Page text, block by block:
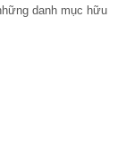
danh mục hữu